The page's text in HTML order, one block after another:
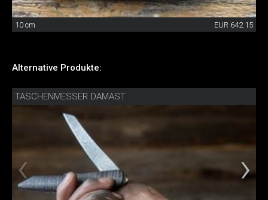
10 cm EUR 642.15
Alternative Produkte:
TASCHENMESSER DAMAST